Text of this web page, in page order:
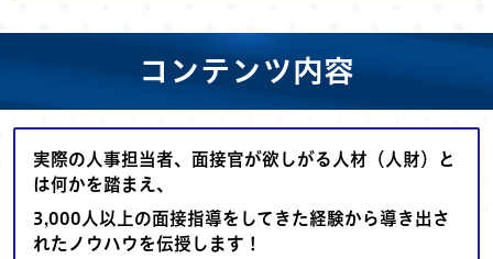
コンテンツ内容
実際の人事担当者、面接官が欲しがる人材（人財）と
は何かを踏まえ、
3,000人以上の面接指導をしてきた経験から導き出さ
れたノウハウを伝授します！